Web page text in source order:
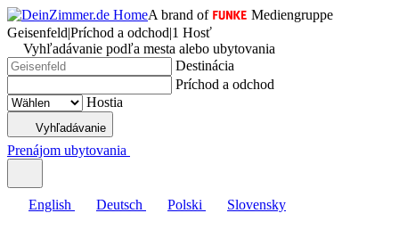
A brand of
Mediengruppe
Geisenfeld|Príchod a odchod|1 Hosť
Vyhľadávanie podľa mesta alebo ubytovania
Destinácia
Príchod a odchod
Hostia
Vyhľadávanie
Prenájom ubytovania
English Deutsch Polski Slovensky